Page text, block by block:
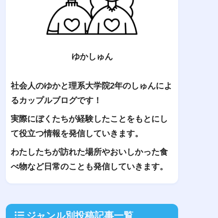
ゆかしゅん
社会人のゆかと理系大学院2年のしゅんによ
るカップルブログです！
実際にぼくたちが経験したことをもとにし
て役立つ情報を発信していきます。
わたしたちが訪れた場所やおいしかった食
べ物など日常のことも発信していきます。
ジャンル別投稿記事一覧